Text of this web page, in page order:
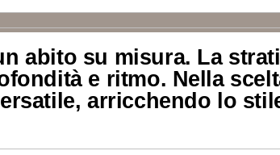
abito su misura. La
e ritmo. Nella
arricchendo lo